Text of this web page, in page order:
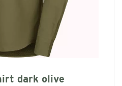
dark olive